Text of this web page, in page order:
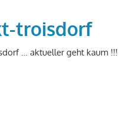
troisdorf
… aktueller geht kaum !!!